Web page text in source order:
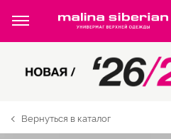
Вернуться в каталог